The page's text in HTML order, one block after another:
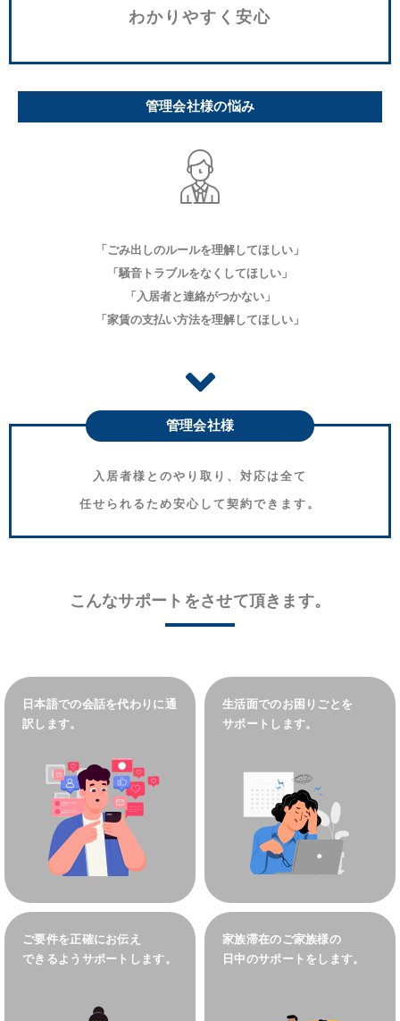
わかりやすく安心
管理会社様の悩み
「ごみ出しのルールを理解してほしい」
「騒音トラブルをなくしてほしい」
「入居者と連絡がつかない」
「家賃の支払い方法を理解してほしい」
管理会社様
入居者様とのやり取り、対応は全て
任せられるため安心して契約できます。
こんなサポートをさせて頂きます。
日本語での会話を代わりに通
訳します。
生活面でのお困りごとを
サポートします。
ご要件を正確にお伝え
できるようサポートします。
家族滞在のご家族様の
日中のサポートをします。